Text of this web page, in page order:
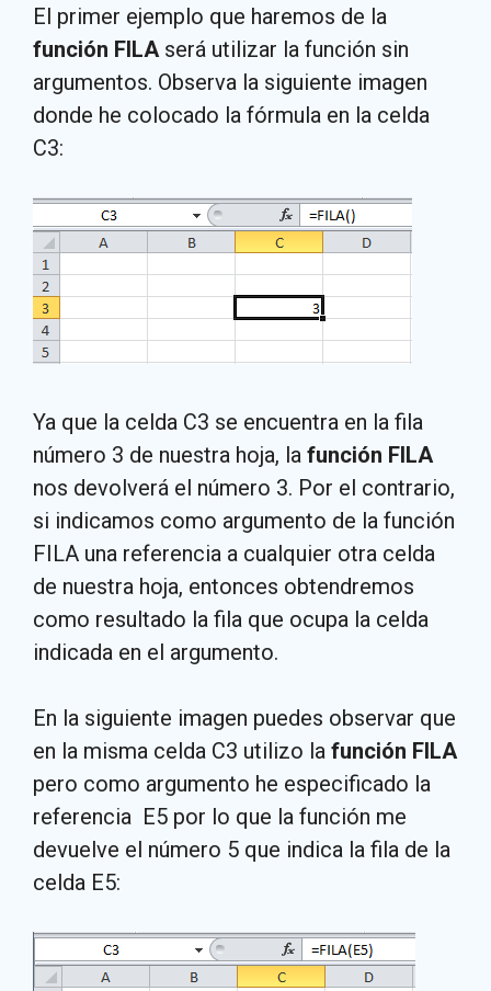
El primer ejemplo que haremos de la
función FILA será utilizar la función sin
argumentos. Observa la siguiente imagen
donde he colocado la fórmula en la celda
C3:
Ya que la celda C3 se encuentra en la fila
número 3 de nuestra hoja, la función FILA
nos devolverá el número 3. Por el contrario,
si indicamos como argumento de la función
FILA una referencia a cualquier otra celda
de nuestra hoja, entonces obtendremos
como resultado la fila que ocupa la celda
indicada en el argumento.
En la siguiente imagen puedes observar que
en la misma celda C3 utilizo la función FILA
pero como argumento he especificado la
referencia E5 por lo que la función me
devuelve el número 5 que indica la fila de la
celda E5: